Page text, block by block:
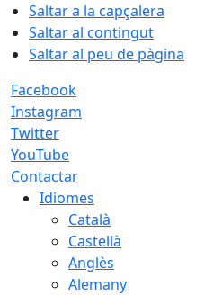
Saltar a la capçalera
Saltar al contingut
Saltar al peu de pàgina
Facebook
Instagram
Twitter
YouTube
Contactar
Idiomes
Català
Castellà
Anglès
Alemany